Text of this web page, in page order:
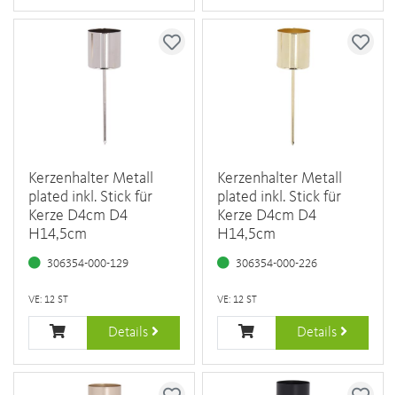
Kerzenhalter Metall
plated inkl. Stick für
Kerze D4cm D4
H14,5cm
306354-000-129
VE: 12 ST
Details
Kerzenhalter Metall
plated inkl. Stick für
Kerze D4cm D4
H14,5cm
306354-000-226
VE: 12 ST
Details